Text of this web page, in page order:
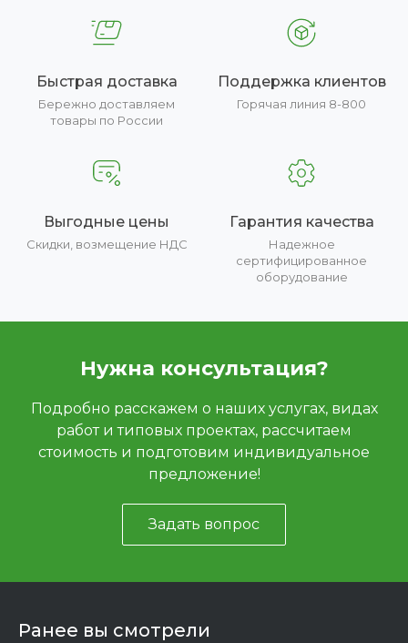
Быстрая доставка
Бережно доставляем
товары по России
Поддержка клиентов
Горячая линия 8-800
Выгодные цены
Скидки, возмещение НДС
Гарантия качества
Надежное
сертифицированное
оборудование
Нужна консультация?
Подробно расскажем о наших услугах, видах
работ и типовых проектах, рассчитаем
стоимость и подготовим индивидуальное
предложение!
Задать вопрос
Ранее вы смотрели